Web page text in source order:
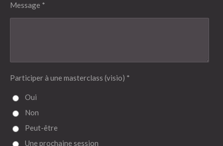
Message *
Participer à une masterclass (visio) *
Oui
Non
Peut-être
Une prochaine session